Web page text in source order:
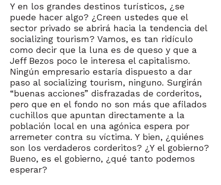
Y en los grandes destinos turísticos, ¿se
puede hacer algo? ¿Creen ustedes que el
sector privado se abrirá hacia la tendencia del
socializing tourism? Vamos, es tan ridículo
como decir que la luna es de queso y que a
Jeff Bezos poco le interesa el capitalismo.
Ningún empresario estaría dispuesto a dar
paso al socializing tourism, ninguno. Surgirán
“buenas acciones” disfrazadas de corderitos,
pero que en el fondo no son más que afilados
cuchillos que apuntan directamente a la
población local en una agónica espera por
arremeter contra su víctima. Y bien, ¿quiénes
son los verdaderos corderitos? ¿Y el gobierno?
Bueno, es el gobierno, ¿qué tanto podemos
esperar?